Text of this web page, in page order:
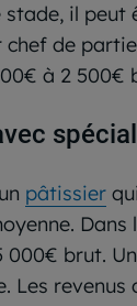
il
de
à 2 500€
pâtissier
000€ brut.
Les